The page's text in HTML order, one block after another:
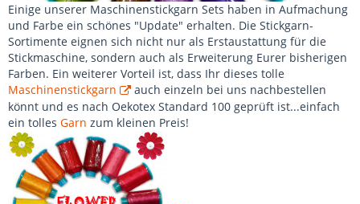
Einige unserer Maschinenstickgarn Sets haben in Aufmachung
und Farbe ein schönes "Update" erhalten. Die Stickgarn-
Sortimente eignen sich nicht nur als Erstaustattung für die
Stickmaschine, sondern auch als Erweiterung Eurer bisherigen
Farben. Ein weiterer Vorteil ist, dass Ihr dieses tolle
Maschinenstickgarn
auch einzeln bei uns nachbestellen
könnt und es nach Oekotex Standard 100 geprüft ist...einfach
ein tolles Garn zum kleinen Preis!